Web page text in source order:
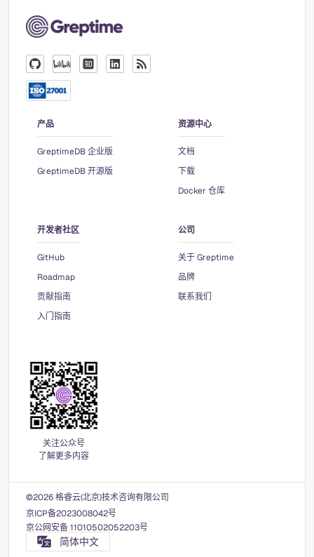
产品
GreptimeDB 企业版
GreptimeDB 开源版
资源中心
文档
下载
Docker 仓库
开发者社区
GitHub
Roadmap
贡献指南
入门指南
公司
关于 Greptime
品牌
联系我们
关注公众号
了解更多内容
©2026 格睿云(北京)技术咨询有限公司
京ICP备2023008042号
京公网安备 11010502052203号
简体中文